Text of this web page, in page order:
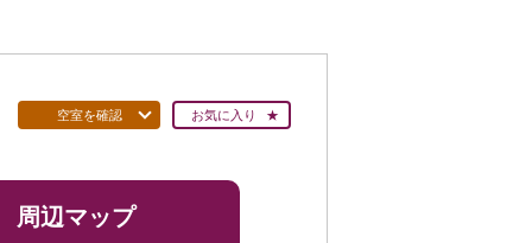
空室を確認 お気に入り
周辺マップ